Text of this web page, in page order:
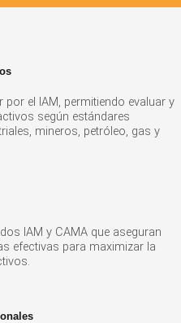
el IAM, permitiendo evaluar y
según estándares
mineros, petróleo, gas y
IAM y CAMA que aseguran
efectivas para maximizar la